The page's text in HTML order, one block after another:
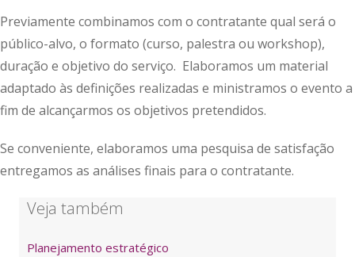
Previamente combinamos com o contratante qual será o
público-alvo, o formato (curso, palestra ou workshop),
duração e objetivo do serviço. Elaboramos um material
adaptado às definições realizadas e ministramos o evento a
fim de alcançarmos os objetivos pretendidos.
Se conveniente, elaboramos uma pesquisa de satisfação
entregamos as análises finais para o contratante.
Veja também
Planejamento estratégico